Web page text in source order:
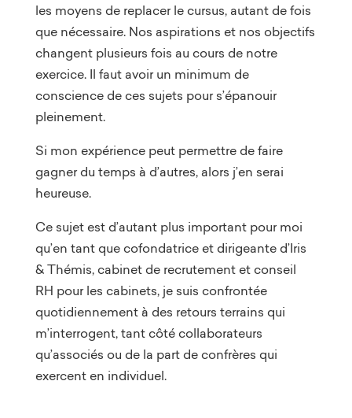
les moyens de replacer le cursus, autant de fois
que nécessaire. Nos aspirations et nos objectifs
changent plusieurs fois au cours de notre
exercice. Il faut avoir un minimum de
conscience de ces sujets pour s’épanouir
pleinement.
Si mon expérience peut permettre de faire
gagner du temps à d’autres, alors j’en serai
heureuse.
Ce sujet est d’autant plus important pour moi
qu’en tant que cofondatrice et dirigeante d’Iris
& Thémis, cabinet de recrutement et conseil
RH pour les cabinets, je suis confrontée
quotidiennement à des retours terrains qui
m’interrogent, tant côté collaborateurs
qu’associés ou de la part de confrères qui
exercent en individuel.